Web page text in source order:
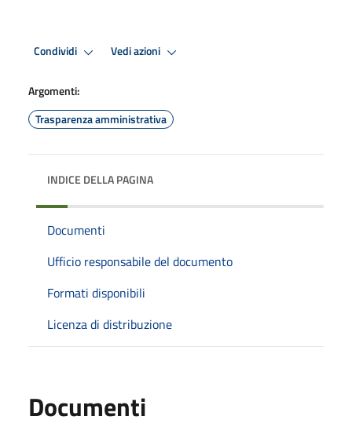
Condividi Vedi azioni
Argomenti:
Trasparenza amministrativa
INDICE DELLA PAGINA
Documenti
Ufficio responsabile del documento
Formati disponibili
Licenza di distribuzione
Documenti